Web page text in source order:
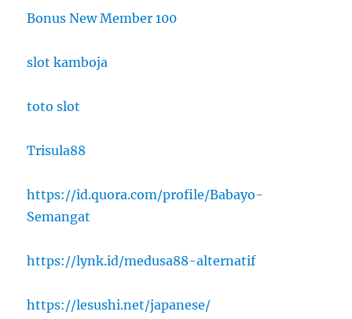
Bonus New Member 100
slot kamboja
toto slot
Trisula88
https://id.quora.com/profile/Babayo-
Semangat
https://lynk.id/medusa88-alternatif
https://lesushi.net/japanese/